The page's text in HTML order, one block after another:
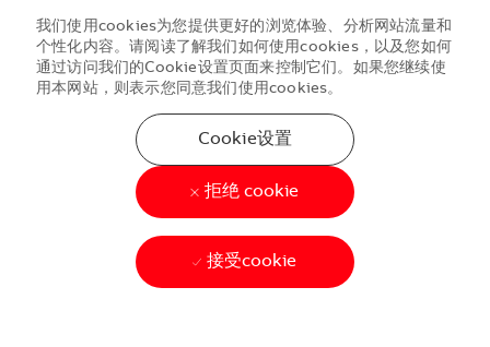
我们使用cookies为您提供更好的浏览体验、分析网站流量和
个性化内容。请阅读了解我们如何使用cookies，以及您如何
通过访问我们的Cookie设置页面来控制它们。如果您继续使
用本网站，则表示您同意我们使用cookies。
Cookie设置
拒绝 cookie
接受cookie